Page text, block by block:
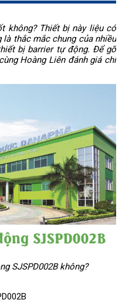
không? Thiết bị này liệu có
thắc mắc chung của nhiều
bị barrier tự động. Để gỡ
Hoàng Liên đánh giá chi
SJSPD002B không?